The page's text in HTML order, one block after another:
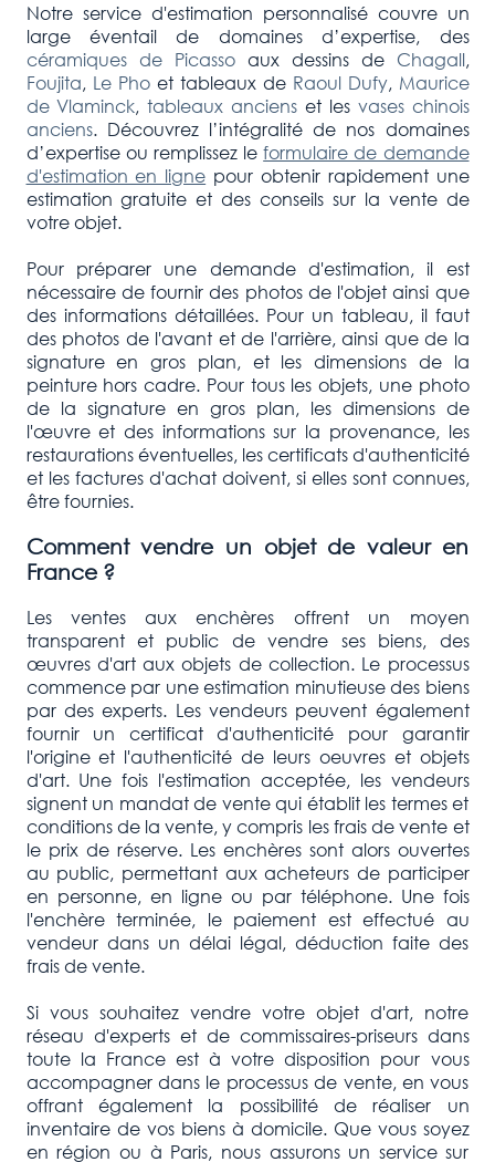
Notre service d'estimation personnalisé couvre un
large éventail de domaines d’expertise, des
céramiques de Picassoaux dessins de Chagall,
Foujita, Le Phoet tableaux de Raoul Dufy, Maurice
de Vlaminck,tableaux anciens et les vases chinois
anciens. Découvrez l’intégralité de nos domaines
d’expertise ou remplissez leformulaire de demande
d'estimation en ligne pour obtenir rapidement une
estimation gratuite et des conseils sur la vente de
votre objet.
Pour préparer une demande d'estimation, il est
nécessaire de fournir des photos de l'objet ainsi que
des informations détaillées. Pour un tableau, il faut
des photos de l'avant et de l'arrière, ainsi que de la
signature en gros plan, et les dimensions de la
peinture hors cadre. Pour tous les objets, une photo
de la signature en gros plan, les dimensions de
l'œuvre et des informations sur la provenance, les
restaurations éventuelles, les certificats d'authenticité
et les factures d'achat doivent, si elles sont connues,
être fournies.
Comment vendre un objet de valeur en
France ?
Les ventes aux enchères offrent un moyen
transparent et public de vendre ses biens, des
œuvres d'art aux objets de collection. Le processus
commence par une estimation minutieuse des biens
par des experts. Les vendeurs peuvent également
fournir un certificat d'authenticité pour garantir
l'origine et l'authenticité de leurs oeuvres et objets
d'art. Une fois l'estimation acceptée, les vendeurs
signent un mandat de vente qui établit les termes et
conditions de la vente, y compris les frais de vente et
le prix de réserve. Les enchères sont alors ouvertes
au public, permettant aux acheteurs de participer
en personne, en ligne ou par téléphone. Une fois
l'enchère terminée, le paiement est effectué au
vendeur dans un délai légal, déduction faite des
frais de vente.
Si vous souhaitez vendre votre objet d'art, notre
réseau d'experts et de commissaires-priseurs dans
toute la France est à votre disposition pour vous
accompagner dans le processus de vente, en vous
offrant également la possibilité de réaliser un
inventaire de vos biens à domicile. Que vous soyez
en région ou à Paris, nous assurons un service sur